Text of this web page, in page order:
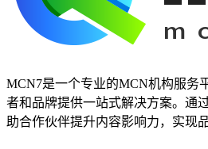
MCN7是一个专业的MCN机构服务
者和品牌提供一站式解决方案。通
助合作伙伴提升内容影响力，实现